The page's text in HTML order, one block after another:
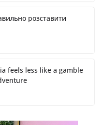
розставити
feels less like a gamble